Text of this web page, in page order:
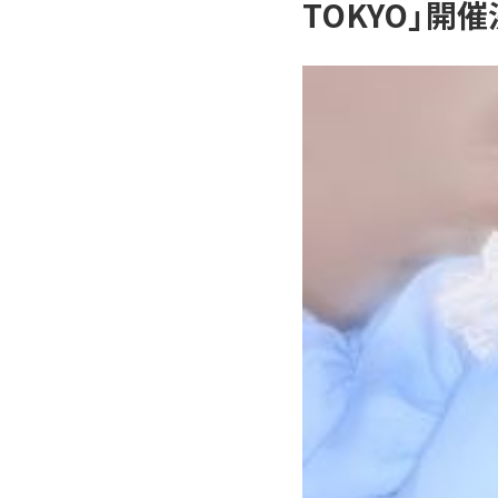
TOKYO」開